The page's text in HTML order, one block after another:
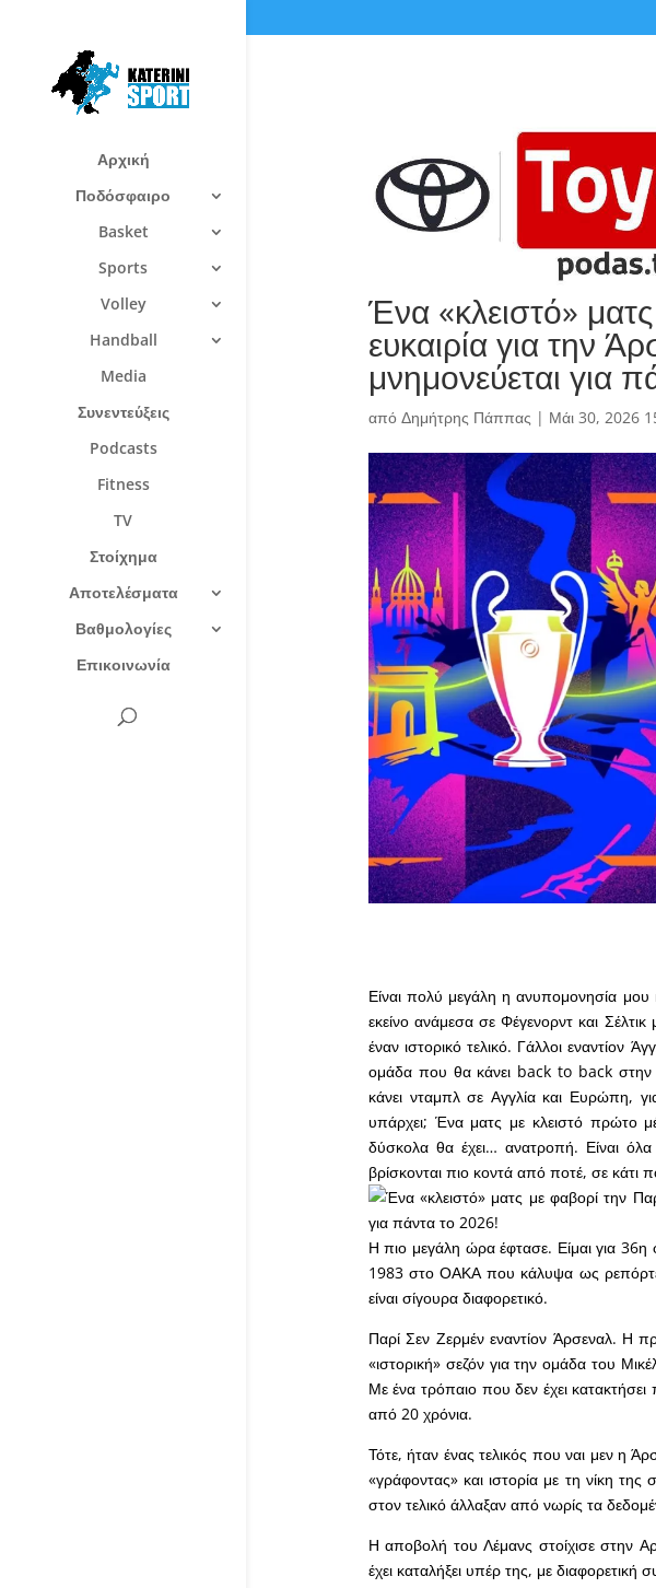
Αρχική
Ποδόσφαιρο
Basket
Sports
Volley
Handball
Media
Συνεντεύξεις
Podcasts
Fitness
TV
Στοίχημα
Αποτελέσματα
Βαθμολογίες
Επικοινωνία
Ένα «κλειστό»
ευκαιρία για την
μνημονεύεται για
από Δημήτρης Πάππας | Μάι 30, 2026
Είναι πολύ μεγάλη η ανυπομονησία
εκείνο ανάμεσα σε Φέγενορντ και
έναν ιστορικό τελικό. Γάλλοι εναντίον
ομάδα που θα κάνει back to back στην
κάνει νταμπλ σε Αγγλία και Ευρώπη,
υπάρχει; Ένα ματς με κλειστό πρώτο
δύσκολα θα έχει… ανατροπή. Είναι όλα
βρίσκονται πιο κοντά από ποτέ, σε κάτι
Η πιο μεγάλη ώρα έφτασε. Είμαι για
1983 στο ΟΑΚΑ που κάλυψα ως
είναι σίγουρα διαφορετικό.
Παρί Σεν Ζερμέν εναντίον Άρσεναλ. Η
«ιστορική» σεζόν για την ομάδα του
Με ένα τρόπαιο που δεν έχει κατακτήσει
από 20 χρόνια.
Τότε, ήταν ένας τελικός που ναι μεν η
«γράφοντας» και ιστορία με τη νίκη
στον τελικό άλλαξαν από νωρίς τα
Η αποβολή του Λέμανς στοίχισε στην
έχει καταλήξει υπέρ της, με διαφορετική